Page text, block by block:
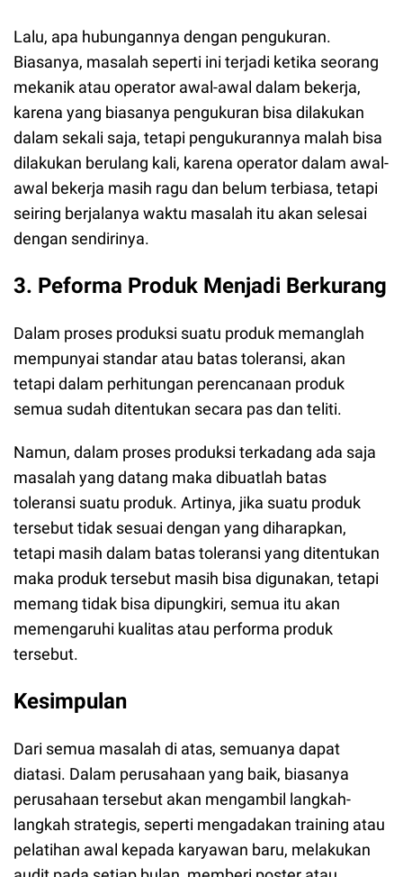
Lalu, apa hubungannya dengan pengukuran.
Biasanya, masalah seperti ini terjadi ketika seorang
mekanik atau operator awal-awal dalam bekerja,
karena yang biasanya pengukuran bisa dilakukan
dalam sekali saja, tetapi pengukurannya malah bisa
dilakukan berulang kali, karena operator dalam awal-
awal bekerja masih ragu dan belum terbiasa, tetapi
seiring berjalanya waktu masalah itu akan selesai
dengan sendirinya.
3. Peforma Produk Menjadi Berkurang
Dalam proses produksi suatu produk memanglah
mempunyai standar atau batas toleransi, akan
tetapi dalam perhitungan perencanaan produk
semua sudah ditentukan secara pas dan teliti.
Namun, dalam proses produksi terkadang ada saja
masalah yang datang maka dibuatlah batas
toleransi suatu produk. Artinya, jika suatu produk
tersebut tidak sesuai dengan yang diharapkan,
tetapi masih dalam batas toleransi yang ditentukan
maka produk tersebut masih bisa digunakan, tetapi
memang tidak bisa dipungkiri, semua itu akan
memengaruhi kualitas atau performa produk
tersebut.
Kesimpulan
Dari semua masalah di atas, semuanya dapat
diatasi. Dalam perusahaan yang baik, biasanya
perusahaan tersebut akan mengambil langkah-
langkah strategis, seperti mengadakan training atau
pelatihan awal kepada karyawan baru, melakukan